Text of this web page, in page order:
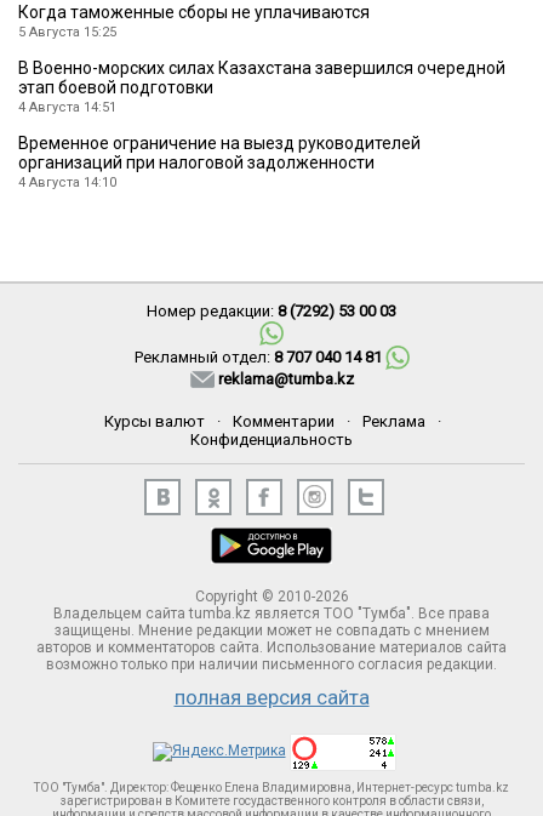
Когда таможенные сборы не уплачиваются
5 Августа 15:25
В Военно-морских силах Казахстана завершился очередной
этап боевой подготовки
4 Августа 14:51
Временное ограничение на выезд руководителей
организаций при налоговой задолженности
4 Августа 14:10
Номер редакции: 8 (7292) 53 00 03
Рекламный отдел: 8 707 040 14 81
reklama@tumba.kz
Курсы валют · Комментарии · Реклама
·
Конфиденциальность
Copyright © 2010-2026
Владельцем сайта tumba.kz является ТОО "Тумба". Все права
защищены. Мнение редакции может не совпадать с мнением
авторов и комментаторов сайта. Использование материалов сайта
возможно только при наличии письменного согласия редакции.
полная версия сайта
ТОО "Тумба". Директор: Фещенко Елена Владимировна, Интернет-ресурс tumba.kz
зарегистрирован в Комитете госудаственного контроля в области связи,